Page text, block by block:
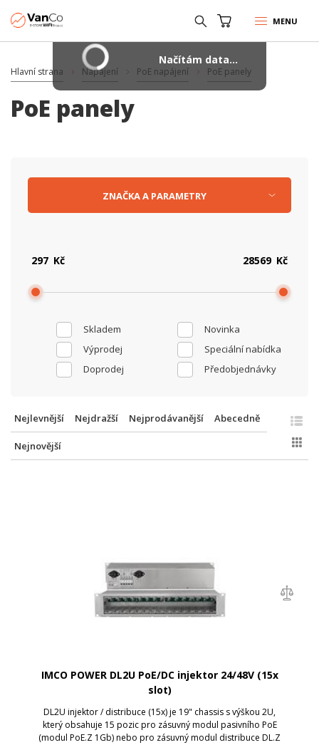
MENU
Hlavní strana Napájení PoE napájení PoE panely
PoE panely
Skladem
Novinka
Výprodej
Speciální nabídka
Doprodej
Předobjednávky
Kč Kč
ZNAČKAA PARAMETRY
Nejlevnější Nejdražší Nejprodávanější Abecedně
Nejnovější
IMCO POWER DL2U PoE/DC injektor 24/48V (15x
slot)
DL2U injektor / distribuce (15x) je 19" chassis s výškou 2U,
který obsahuje 15 pozic pro zásuvný modul pasivního PoE
(modul PoE.Z 1Gb) nebo pro zásuvný modul distribuce DL.Z
Načítám data...